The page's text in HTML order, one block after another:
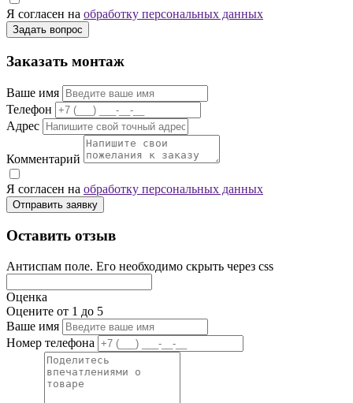
Я согласен на обработку персональных данных
Задать вопрос
Заказать монтаж
Ваше имя
Телефон
Адрес
Комментарий
Я согласен на обработку персональных данных
Отправить заявку
Оставить отзыв
Антиспам поле. Его необходимо скрыть через css
Оценка
Оцените от 1 до 5
Ваше имя
Номер телефона